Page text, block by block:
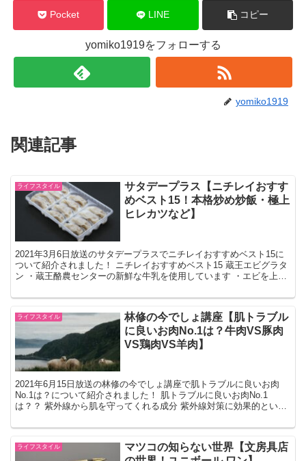
Pocket LINE コピー
yomiko1919をフォローする
yomiko1919
関連記事
ライフスタイル
サタデープラス【ニチレイおすす
めベスト15！本格炒め炒飯・極上
ヒレカツなど】
2021年3月6日放送のサタデープラスでニチレイおすすめベスト15に
ついて紹介されました！ ニチレイおすすめベスト15 蔵王エビグラタ
ン ・蔵王酪農センターの新鮮な牛乳を使用しています ・エビを上に
ライフスタイル
林修の今でしょ講座【肌トラブル
に良いお肉No.1は？牛肉VS豚肉
VS鶏肉VS羊肉】
2021年6月15日放送の林修の今でしょ講座で肌トラブルに良いお肉
No.1は？について紹介されました！ 肌トラブルに良いお肉No.1
は？？ 紫外線から肌を守ってくれる成分 紫外線対策に効果的といわ
ライフスタイル
マツコの知らない世界【文房具店